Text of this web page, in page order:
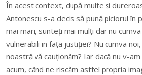
În acest context, după multe și
Antonescu s-a decis să pună piciorul în
mai mari, sunteți mai mulți dar nu
vulnerabili in fața justiției? Nu cumva
noastră vă cauționăm? Iar dacă nu v-am
acum, când ne riscăm astfel propria